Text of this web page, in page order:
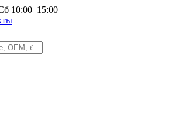
10:00–15:00